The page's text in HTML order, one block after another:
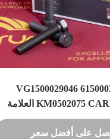
61500020046 VG1500029046
KM0502075 CARRUCHI العلامة
التجارية WD615/WP10 محرك M14*75
مسمار حذافة
على أفضل سعر